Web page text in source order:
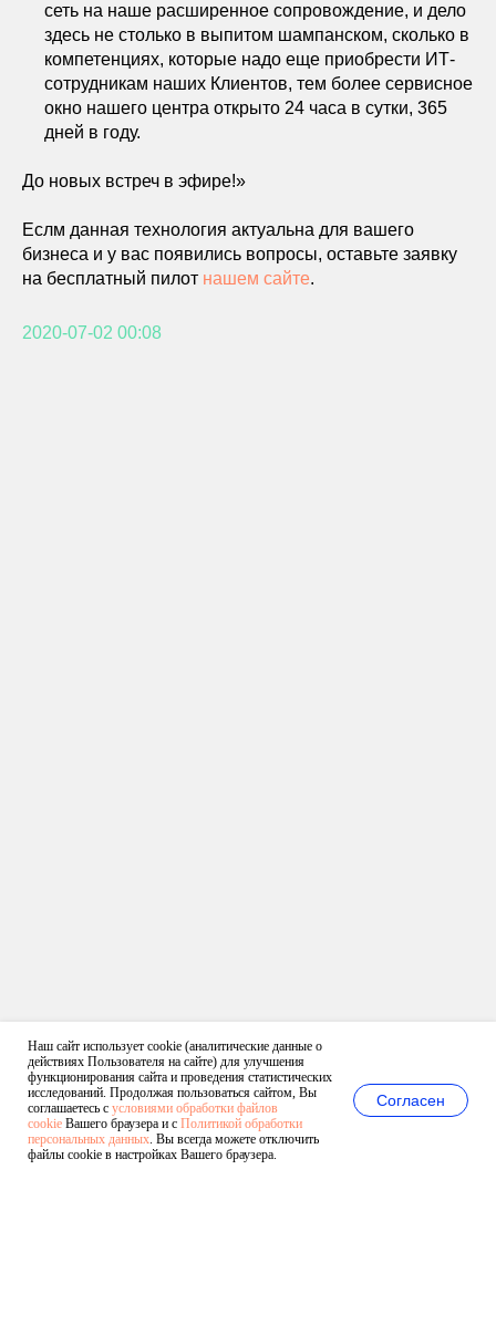
сеть на наше расширенное сопровождение, и дело
здесь не столько в выпитом шампанском, сколько в
компетенциях, которые надо еще приобрести ИТ-
сотрудникам наших Клиентов, тем более сервисное
окно нашего центра открыто 24 часа в сутки, 365
дней в году.
До новых встреч в эфире!»
Еслм данная технология актуальна для вашего
бизнеса и у вас появились вопросы, оставьте заявку
на бесплатный пилот нашем сайте.
2020-07-02 00:08
Наш сайт использует cookie (аналитические данные о
действиях Пользователя на сайте) для улучшения
функционирования сайта и проведения статистических
исследований. Продолжая пользоваться сайтом, Вы
соглашаетесь с условиями обработки файлов
cookie Вашего браузера и с Политикой обработки
персональных данных. Вы всегда можете отключить
файлы cookie в настройках Вашего браузера.
Согласен